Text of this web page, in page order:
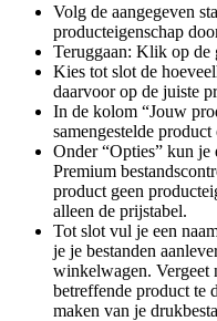
Volg de aangegeven
producteigenschap
Teruggaan: Klik op de
Kies tot slot de
daarvoor op de juiste
In de kolom “Jouw
samengestelde
Onder “Opties” kun je
Premium
product geen
alleen de prijstabel.
Tot slot vul je een
je je bestanden
winkelwagen. Vergeet
betreffende product te
maken van je